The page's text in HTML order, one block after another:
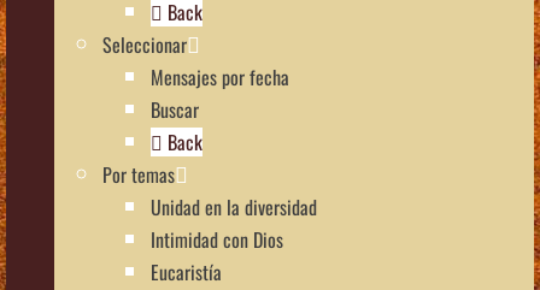
Back
Seleccionar
Mensajes por fecha
Buscar
Back
Por temas
Unidad en la diversidad
Intimidad con Dios
Eucaristía